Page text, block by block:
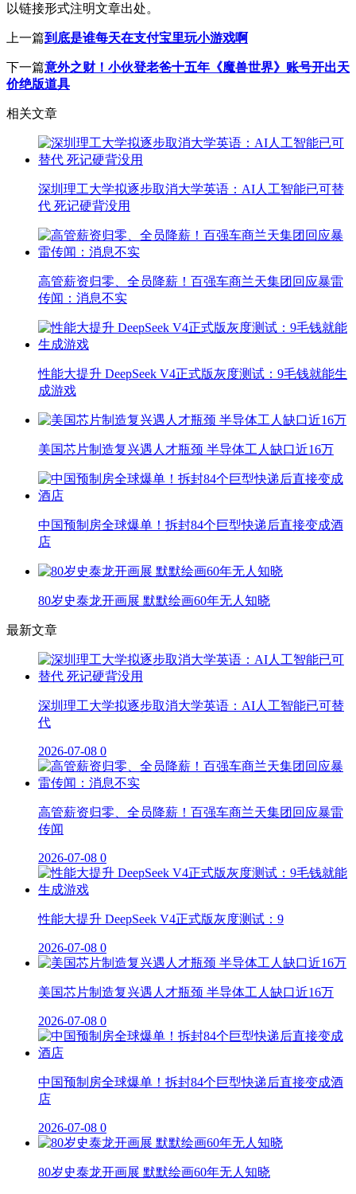
以链接形式注明文章出处。
上一篇到底是谁每天在支付宝里玩小游戏啊
下一篇意外之财！小伙登老爸十五年《魔兽世界》账号开出天
价绝版道具
相关文章
深圳理工大学拟逐步取消大学英语：AI人工智能已可替
代 死记硬背没用
高管薪资归零、全员降薪！百强车商兰天集团回应暴雷
传闻：消息不实
性能大提升 DeepSeek V4正式版灰度测试：9毛钱就能生
成游戏
美国芯片制造复兴遇人才瓶颈 半导体工人缺口近16万
中国预制房全球爆单！拆封84个巨型快递后直接变成酒
店
80岁史泰龙开画展 默默绘画60年无人知晓
最新文章
深圳理工大学拟逐步取消大学英语：AI人工智能已可替
代
2026-07-08 0
高管薪资归零、全员降薪！百强车商兰天集团回应暴雷
传闻
2026-07-08 0
性能大提升 DeepSeek V4正式版灰度测试：9
2026-07-08 0
美国芯片制造复兴遇人才瓶颈 半导体工人缺口近16万
2026-07-08 0
中国预制房全球爆单！拆封84个巨型快递后直接变成酒
店
2026-07-08 0
80岁史泰龙开画展 默默绘画60年无人知晓